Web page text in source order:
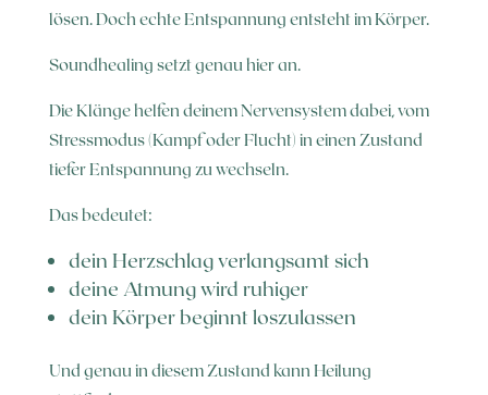
lösen. Doch echte Entspannung entsteht im Körper.
Soundhealing setzt genau hier an.
Die Klänge helfen deinem Nervensystem dabei, vom
Stressmodus (Kampf oder Flucht) in einen Zustand
tiefer Entspannung zu wechseln.
Das bedeutet:
dein Herzschlag verlangsamt sich
deine Atmung wird ruhiger
dein Körper beginnt loszulassen
Und genau in diesem Zustand kann Heilung